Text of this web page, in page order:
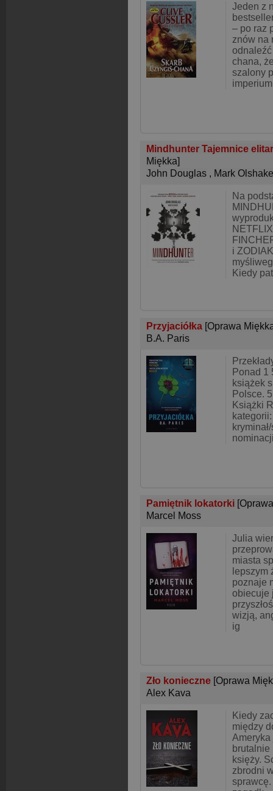
Jeden z
– po raz
znów na
chana,
szalony
Mindhunter Tajemnice
Miękka]
John Douglas , Mark
Na
i
Kiedy
Przyjaciółka [Oprawa
B.A. Paris
Ponad 1
książek
Polsce.
Książki
kategorii:
Pamiętnik lokatorki
Marcel Moss
Julia
miasta
lepszym
poznaje
obiecuje
wizją,
ig
Zło konieczne [Oprawa
Alex Kava
Kiedy
między
księży.
zbrodni